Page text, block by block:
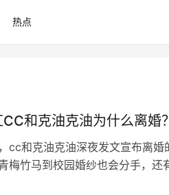
热点
CC和克油克油为什么离婚
cc和克油克油深夜发文宣布离
梅竹马到校园婚纱也会分手，